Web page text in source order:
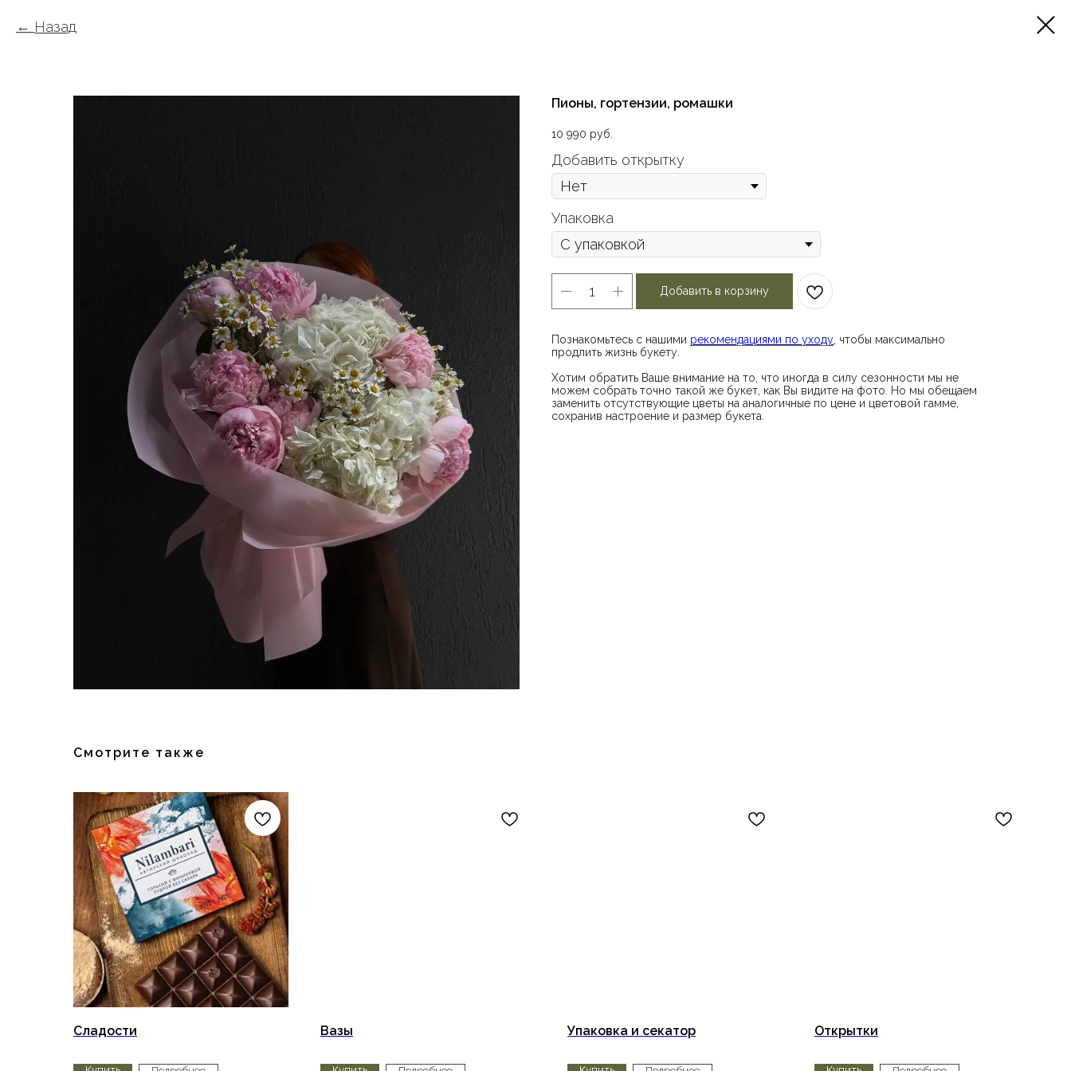
Назад
Пионы, гортензии, ромашки
10 990 руб.
Добавить открытку
Упаковка
Добавить в корзину
Познакомьтесь с нашими рекомендациями по уходу , чтобы максимально
продлить жизнь букету.
Хотим обратить Ваше внимание на то, что иногда в силу сезонности мы не
можем собрать точно такой же букет, как Вы видите на фото. Но мы обещаем
заменить отсутствующие цветы на аналогичные по цене и цветовой гамме,
сохранив настроение и размер букета.
Смотрите также
Сладости Вазы Упаковка и секатор Открытки